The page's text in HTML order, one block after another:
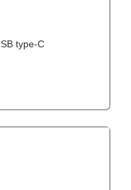
type-C